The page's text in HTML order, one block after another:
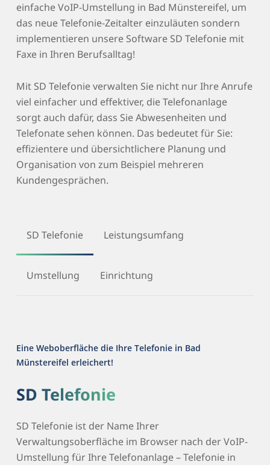
einfache VoIP-Umstellung in Bad Münstereifel, um
das neue Telefonie-Zeitalter einzuläuten sondern
implementieren unsere Software SD Telefonie mit
Faxe in Ihren Berufsalltag!
Mit SD Telefonie verwalten Sie nicht nur Ihre Anrufe
viel einfacher und effektiver, die Telefonanlage
sorgt auch dafür, dass Sie Abwesenheiten und
Telefonate sehen können. Das bedeutet für Sie:
effizientere und übersichtlichere Planung und
Organisation von zum Beispiel mehreren
Kundengesprächen.
SD Telefonie Leistungsumfang
Umstellung Einrichtung
Eine Weboberfläche die Ihre Telefonie in Bad
Münstereifel erleichert!
SD Telefonie
SD Telefonie ist der Name Ihrer
Verwaltungsoberfläche im Browser nach der VoIP-
Umstellung für Ihre Telefonanlage – Telefonie in